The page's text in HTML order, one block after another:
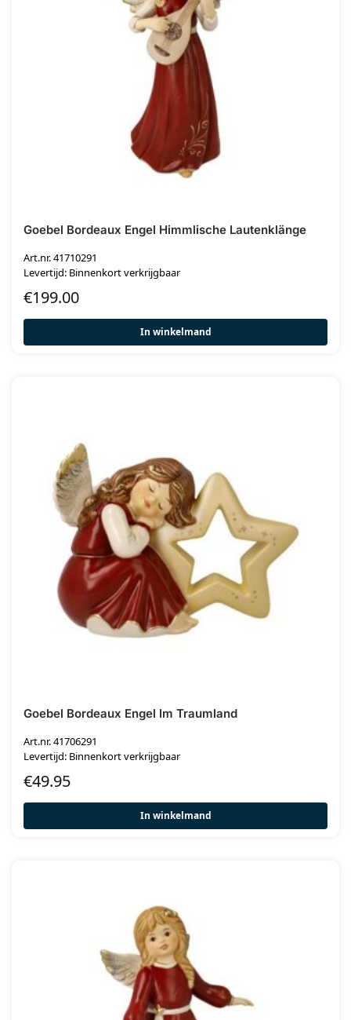
Goebel Bordeaux Engel Himmlische Lautenklänge
Art.nr. 41710291
Levertijd: Binnenkort verkrijgbaar
€199.00
In winkelmand
Goebel Bordeaux Engel Im Traumland
Art.nr. 41706291
Levertijd: Binnenkort verkrijgbaar
€49.95
In winkelmand